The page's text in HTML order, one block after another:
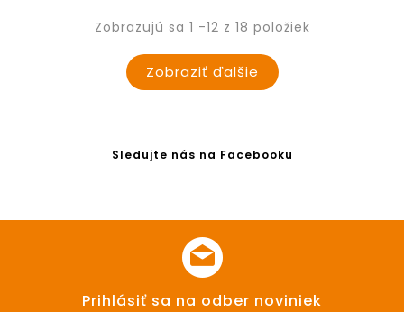
Zobrazujú sa 1 -12 z 18 položiek
Zobraziť ďalšie
Sledujte nás na Facebooku
Prihlásiť sa na odber noviniek